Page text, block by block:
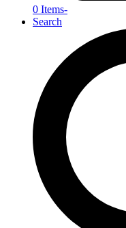
0 Items-
Search